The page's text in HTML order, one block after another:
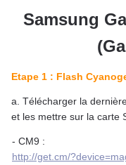
Samsung
Etape 1 : Flash
a. Télécharger la
et les mettre sur la carte
- CM9 :
http://get.cm/